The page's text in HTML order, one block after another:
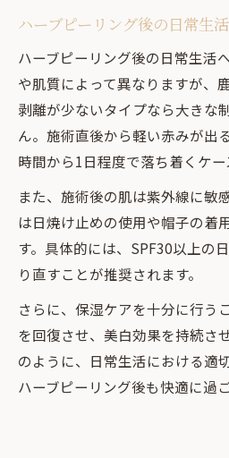
ハーブピーリング後の日常生
ハーブピーリング後の日常生活
や肌質によって異なりますが、
剥離が少ないタイプなら大きな
ん。施術直後から軽い赤みが出
時間から1日程度で落ち着くケー
また、施術後の肌は紫外線に敏
は日焼け止めの使用や帽子の着
す。具体的には、SPF30以上の
り直すことが推奨されます。
さらに、保湿ケアを十分に行う
を回復させ、美白効果を持続さ
のように、日常生活における適
ハーブピーリング後も快適に過ご